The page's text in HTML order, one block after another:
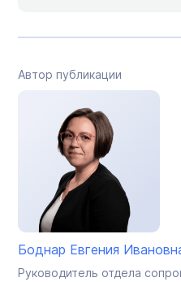
Автор публикации
Боднар Евгения
Руководитель отдела